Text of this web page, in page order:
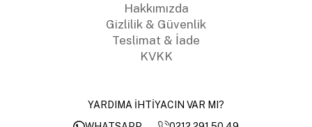
Hakkımızda
Gizlilik & Güvenlik
Teslimat & İade
KVKK
YARDIMA İHTİYACIN VAR MI?